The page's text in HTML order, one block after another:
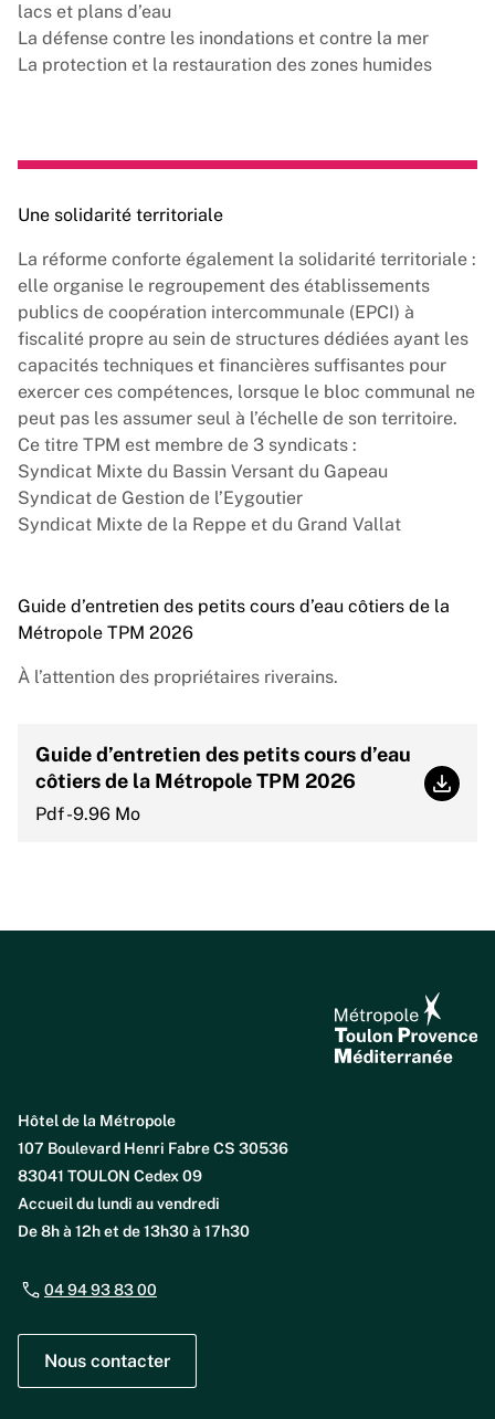
lacs et plans d’eau
La défense contre les inondations et contre la mer
La protection et la restauration des zones humides
Une solidarité territoriale
La réforme conforte également la solidarité territoriale :
elle organise le regroupement des établissements
publics de coopération intercommunale (EPCI) à
fiscalité propre au sein de structures dédiées ayant les
capacités techniques et financières suffisantes pour
exercer ces compétences, lorsque le bloc communal ne
peut pas les assumer seul à l’échelle de son territoire.
Ce titre TPM est membre de 3 syndicats :
Syndicat Mixte du Bassin Versant du Gapeau
Syndicat de Gestion de l’Eygoutier
Syndicat Mixte de la Reppe et du Grand Vallat
Guide d’entretien des petits cours d’eau côtiers de la
Métropole TPM 2026
À l’attention des propriétaires riverains.
Guide d’entretien des petits cours d’eau
côtiers de la Métropole TPM 2026
Pdf -9.96 Mo
Guide
Hôtel de la Métropole
107 Boulevard Henri Fabre CS 30536
83041 TOULON Cedex 09
Accueil du lundi au vendredi
De 8h à 12h et de 13h30 à 17h30
04 94 93 83 00
Nous contacter